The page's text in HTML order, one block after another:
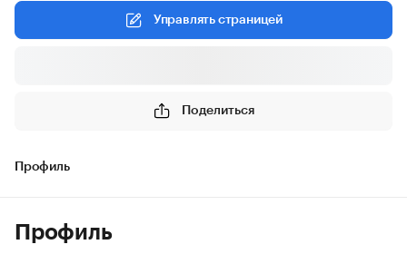
Управлять страницей
Поделиться
Профиль
Профиль